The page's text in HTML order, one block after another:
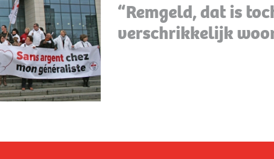
“Remgeld, dat is
verschrikkelijk